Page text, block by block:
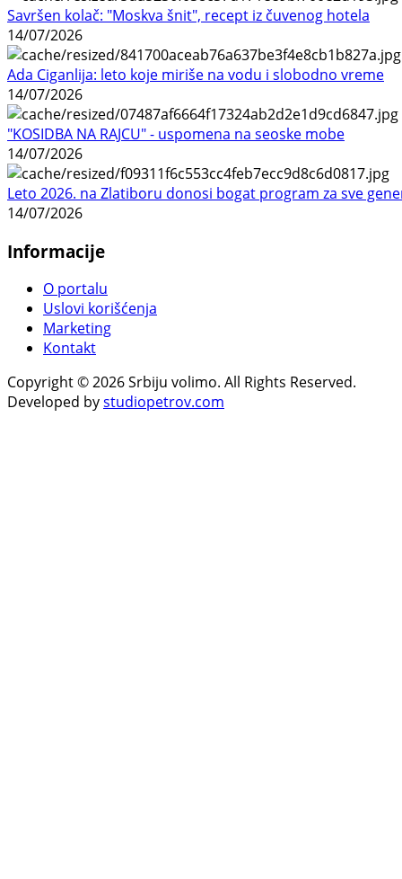
Savršen kolač: "Moskva šnit", recept iz čuvenog hotela
14/07/2026
Ada Ciganlija: leto koje miriše na vodu i slobodno vreme
14/07/2026
"KOSIDBA NA RAJCU" - uspomena na seoske mobe
14/07/2026
Leto 2026. na Zlatiboru donosi bogat program za sve
14/07/2026
Informacije
O portalu
Uslovi korišćenja
Marketing
Kontakt
Copyright © 2026 Srbiju volimo. All Rights Reserved.
Developed bystudiopetrov.com